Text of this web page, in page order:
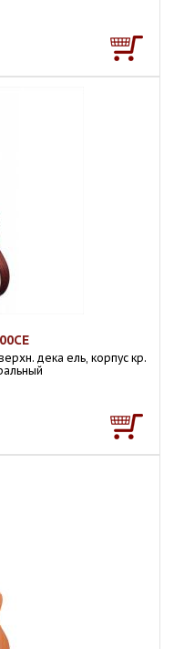
дека ель, корпус кр.